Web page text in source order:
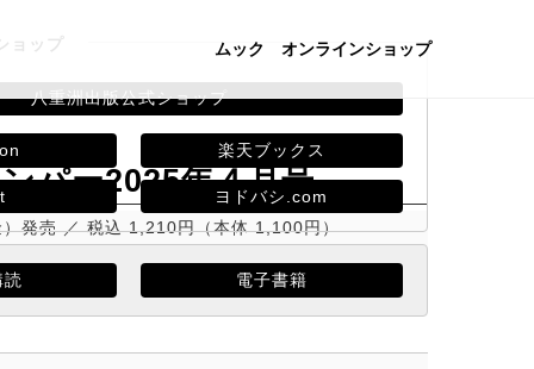
ムック オンラインショップ
パー2025年４月号
発売 税込 1,210円（本体 1,100円）
1221駅完全ガイド」 Part.3
ョップ
八重洲出版公式ショップ
楽天ブックス
ヨドバシ.com
読 電子書籍